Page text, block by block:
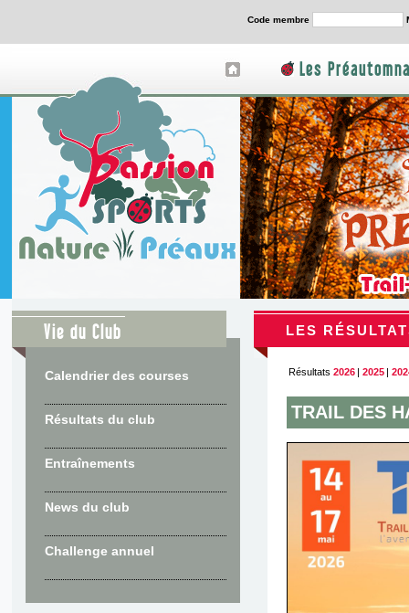
Code membre
Les
Vie du Club
Calendrier des courses
Résultats du club
Entraînements
News du club
Challenge annuel
LES
Résultats 2026 | 2025 |
TRAIL DES